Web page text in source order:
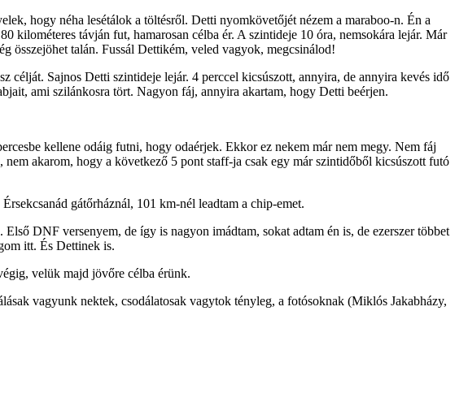
hogy néha lesétálok a töltésről. Detti nyomkövetőjét nézem a maraboo-n. Én a
távján fut, hamarosan célba ér. A szintideje 10 óra, nemsokára lejár. Már
összejöhet talán. Fussál Dettikém, veled vagyok, megcsinálod!
Sajnos Detti szintideje lejár. 4 perccel kicsúszott, annyira, de annyira kevés idő
ami szilánkosra tört. Nagyon fáj, annyira akartam, hogy Detti beérjen.
kellene odáig futni, hogy odaérjek. Ekkor ez nekem már nem megy. Nem fáj
akarom, hogy a következő 5 pont staff-ja csak egy már szintidőből kicsúszott futó
gátőrháznál, 101 km-nél leadtam a chip-emet.
DNF versenyem, de így is nagyon imádtam, sokat adtam én is, de ezerszer többet
itt. És Dettinek is.
velük majd jövőre célba érünk.
vagyunk nektek, csodálatosak vagytok tényleg, a fotósoknak (Miklós Jakabházy,